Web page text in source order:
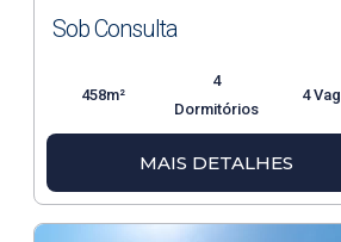
Sob Consulta
458m²
4
Dormitórios
4
MAIS DETALHES